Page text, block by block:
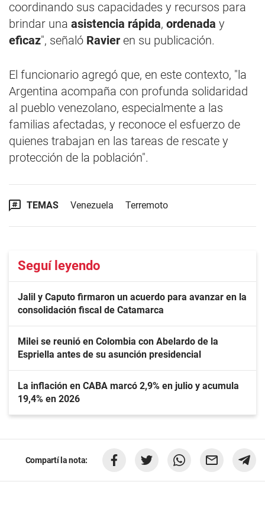
coordinando sus capacidades y recursos para
brindar una asistencia rápida, ordenada y
eficaz", señaló Ravier en su publicación.
El funcionario agregó que, en este contexto, "la
Argentina acompaña con profunda solidaridad
al pueblo venezolano, especialmente a las
familias afectadas, y reconoce el esfuerzo de
quienes trabajan en las tareas de rescate y
protección de la población".
TEMAS Venezuela Terremoto
Seguí leyendo
Jalil y Caputo firmaron un acuerdo para avanzar en la
consolidación fiscal de Catamarca
Milei se reunió en Colombia con Abelardo de la
Espriella antes de su asunción presidencial
La inflación en CABA marcó 2,9% en julio y acumula
19,4% en 2026
Compartí la nota: